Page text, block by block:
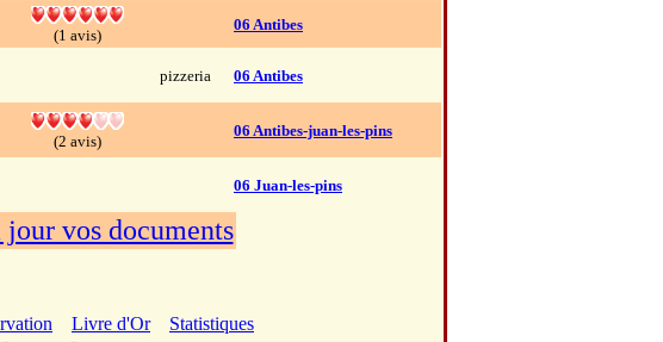
(1 avis)
06 Antibes
pizzeria 06 Antibes
(2 avis)
06 Antibes-juan-les-pins
06 Juan-les-pins
vos documents
Livre d'Or Statistiques